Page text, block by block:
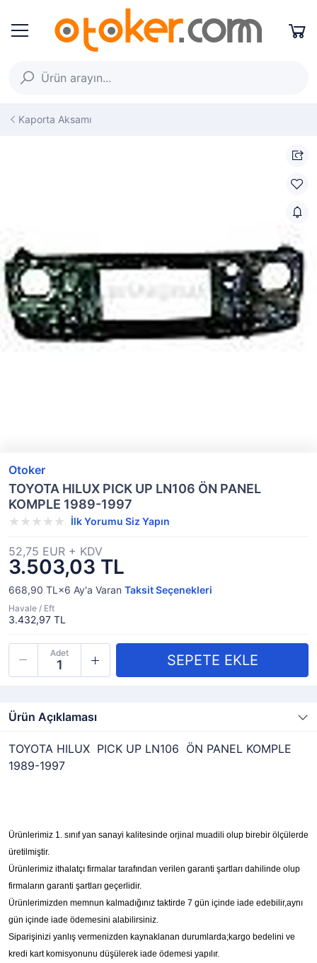
Kaporta Aksamı
Otoker
TOYOTA HILUX PICK UP LN106 ÖN PANEL
KOMPLE 1989-1997
İlk Yorumu Siz Yapın
3.503,03 TL
52,75 EUR + KDV
668,90 TL×6 Ay'a Varan Taksit Seçenekleri
Havale / Eft
3.432,97 TL
Adet
Ürün Açıklaması
TOYOTA HILUX PICK UP LN106 ÖN PANEL KOMPLE
1989-1997
Ürünlerimiz 1. sınıf yan sanayi kalitesinde orjinal muadili olup birebir ölçülerde
üretilmiştir.
Ürünlerimiz ithalatçı firmalar tarafından verilen garanti şartları dahilinde olup
firmaların garanti şartları geçerlidir.
Ürünlerimizden memnun kalmadığınız taktirde 7 gün içinde iade edebilir,aynı
gün içinde iade ödemesini alabilirsiniz.
Siparişinizi yanlış vermenizden kaynaklanan durumlarda;kargo bedelini ve
kredi kart komisyonunu düşülerek iade ödemesi yapılır.